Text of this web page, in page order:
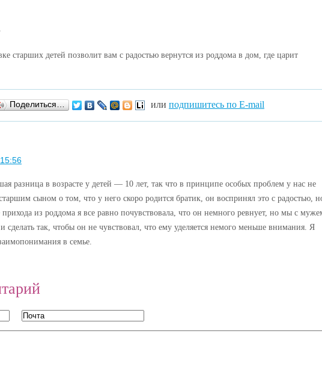
старших детей позволит вам с радостью вернутся из роддома в дом, где царит
Поделиться… или подпишитесь по E-mail
разница в возрасте у детей — 10 лет, так что в принципе особых проблем у нас не
сыном о том, что у него скоро родится братик, он воспринял это с радостью,
прихода из роддома я все равно почувствовала, что он немного ревнует, но мы с
сделать так, чтобы он не чувствовал, что ему уделяется немого меньше внимания. Я
в семье.